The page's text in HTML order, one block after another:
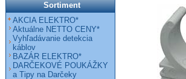
Sortiment
AKCIA ELEKTRO*
Aktuálne NETTO CENY*
Vyhľadávanie detekcia
káblov
BAZÁR ELEKTRO*
DARČEKOVÉ POUKÁŽKY
a Tipy na Darčeky